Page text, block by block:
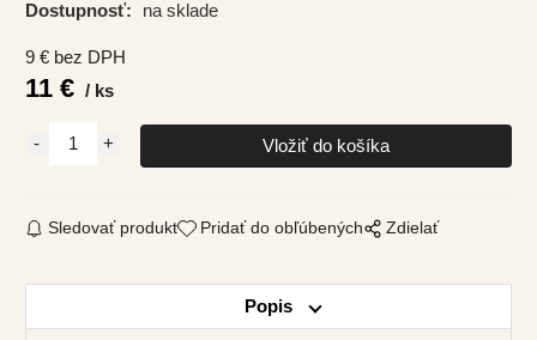
Dostupnosť: na sklade
9€ bez DPH
11€ ks
Sledovať produkt Pridať do obľúbených Zdielať
Popis